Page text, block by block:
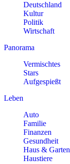
Deutschland
Kultur
Politik
Wirtschaft
Panorama
Vermischtes
Stars
Aufgespießt
Leben
Auto
Familie
Finanzen
Gesundheit
Haus & Garten
Haustiere